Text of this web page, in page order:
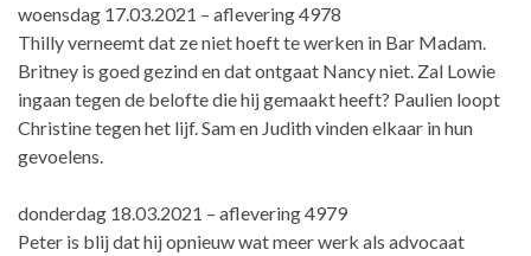
woensdag 17.03.2021 – aflevering 4978
Thilly verneemt dat ze niet hoeft te werken in Bar Madam.
Britney is goed gezind en dat ontgaat Nancy niet. Zal Lowie
ingaan tegen de belofte die hij gemaakt heeft? Paulien loopt
Christine tegen het lijf. Sam en Judith vinden elkaar in hun
gevoelens.
donderdag 18.03.2021 – aflevering 4979
Peter is blij dat hij opnieuw wat meer werk als advocaat